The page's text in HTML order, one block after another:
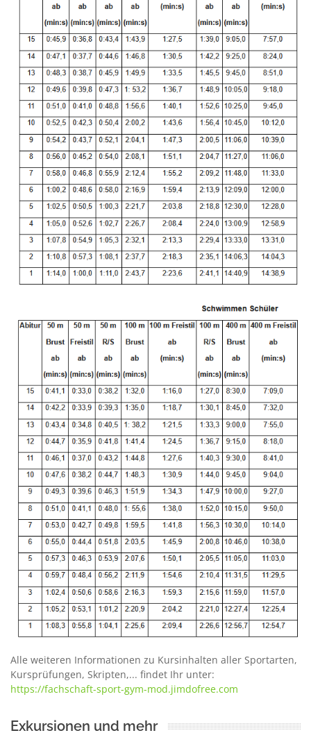
Alle weiteren Informationen zu Kursinhalten aller Sportarten,
Kursprüfungen, Skripten,... findet Ihr unter:
https://fachschaft-sport-gym-mod.jimdofree.com
Exkursionen und mehr